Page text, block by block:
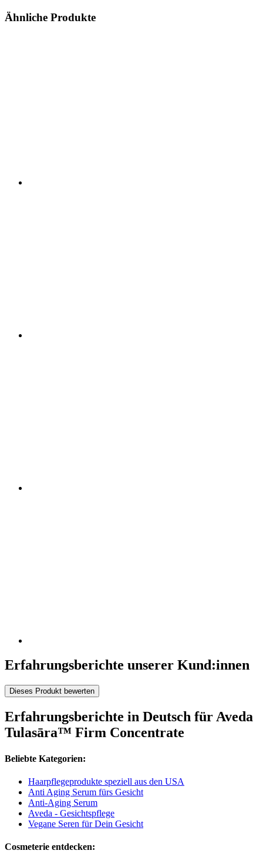
Ähnliche Produkte
Erfahrungsberichte unserer Kund:innen
Dieses Produkt bewerten
Erfahrungsberichte in Deutsch für Aveda
Tulasāra™ Firm Concentrate
Beliebte Kategorien:
Haarpflegeprodukte speziell aus den USA
Anti Aging Serum fürs Gesicht
Anti-Aging Serum
Aveda - Gesichtspflege
Vegane Seren für Dein Gesicht
Cosmeterie entdecken: